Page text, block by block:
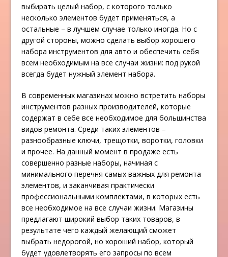
выбирать целый набор, с которого только
несколько элементов будет применяться, а
остальные – в лучшем случае только иногда. Но с
другой стороны, можно сделать выбор хорошего
набора инструментов для авто и обеспечить себя
всем необходимым на все случаи жизни: под рукой
всегда будет нужный элемент набора.
В современных магазинах можно встретить наборы
инструментов разных производителей, которые
содержат в себе все необходимое для большинства
видов ремонта. Среди таких элементов –
разнообразные ключи, трещотки, воротки, головки
и прочее. На данный момент в продаже есть
совершенно разные наборы, начиная с
минимального перечня самых важных для ремонта
элементов, и заканчивая практически
профессиональными комплектами, в которых есть
все необходимое на все случаи жизни. Магазины
предлагают широкий выбор таких товаров, в
результате чего каждый желающий сможет
выбрать недорогой, но хороший набор, который
будет удовлетворять его запросы по всем